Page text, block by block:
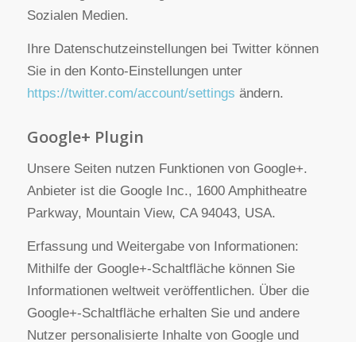
Informationen hierzu finden Sie in der
https://twitter.com/de/privacy.
Die Verwendung des Twitter-Plugins erfolgt auf
Websitebetreiber hat ein berechtigtes Interesse an
Ihre Datenschutzeinstellungen bei Twitter können
https://twitter.com/account/settings
Google+ Plugin
Unsere Seiten nutzen Funktionen von Google+.